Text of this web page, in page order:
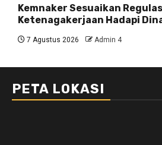
Kemnaker Sesuaikan
Ketenagakerjaan Hadapi
7 Agustus 2026 Admin 4
PETA LOKASI